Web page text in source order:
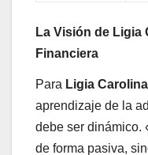
La Visión de Ligia
Financiera
Para Ligia
aprendizaje de la
debe ser dinámico.
de forma pasiva,